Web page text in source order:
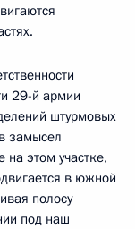
29-й армии
штурмовых
замысел
на этом участке,
в южной
полосу
под наш